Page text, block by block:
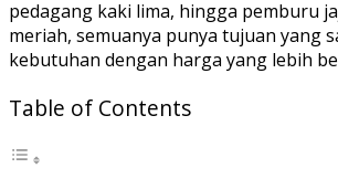
pedagang kaki lima, hingga pemburu
meriah, semuanya punya tujuan yang
kebutuhan dengan harga yang lebih
Table of Contents